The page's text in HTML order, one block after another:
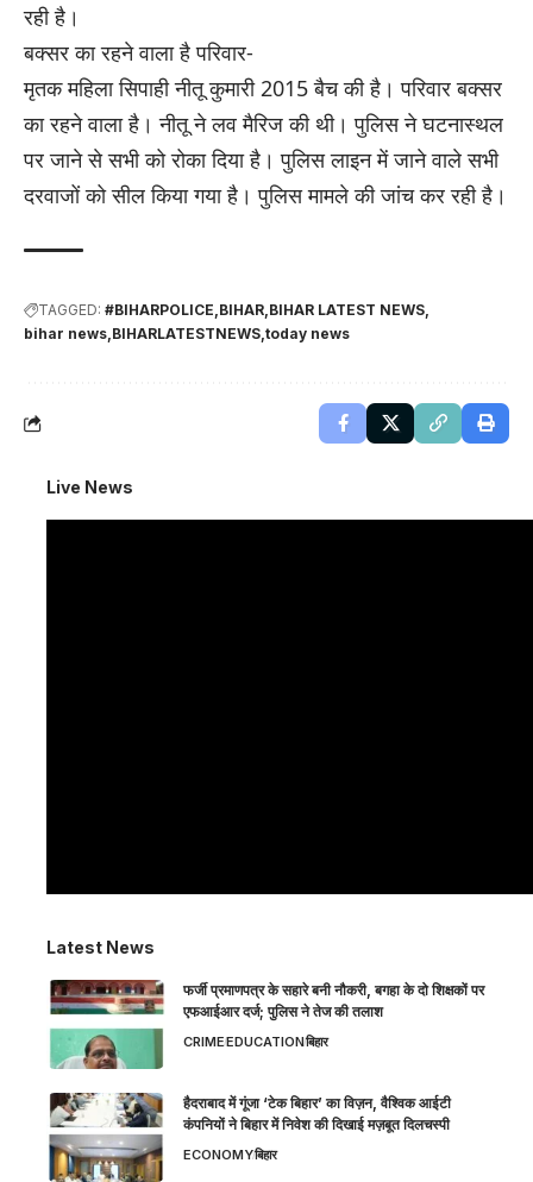
रही है।
बक्सर का रहने वाला है परिवार-
मृतक महिला सिपाही नीतू कुमारी 2015 बैच की है। परिवार बक्सर
का रहने वाला है। नीतू ने लव मैरिज की थी। पुलिस ने घटनास्थल
पर जाने से सभी को रोका दिया है। पुलिस लाइन में जाने वाले सभी
दरवाजों को सील किया गया है। पुलिस मामले की जांच कर रही है।
TAGGED: #BIHARPOLICE BIHAR BIHAR LATEST NEWS
bihar news BIHARLATESTNEWS today news
Live News
Latest News
फर्जी प्रमाणपत्र के सहारे बनी नौकरी, बगहा के दो शिक्षकों पर
एफआईआर दर्ज; पुलिस ने तेज की तलाश
CRIMEEDUCATIONबिहार
हैदराबाद में गूंजा ‘टेक बिहार’ का विज़न, वैश्विक आईटी
कंपनियों ने बिहार में निवेश की दिखाई मज़बूत दिलचस्पी
ECONOMYबिहार